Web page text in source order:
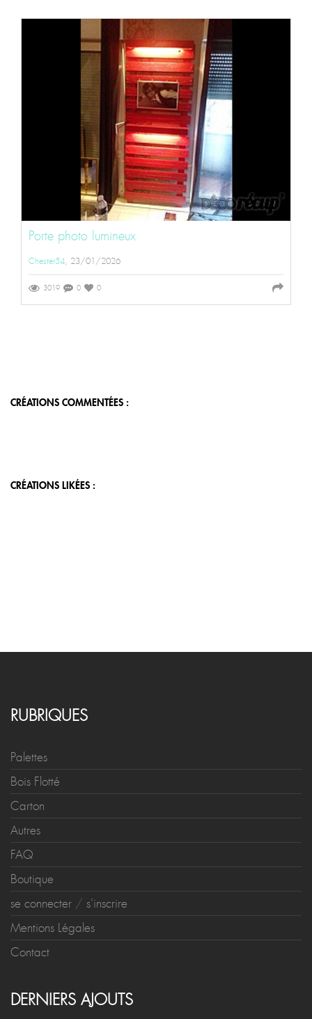
Porte photo lumineux
Chester54, 23/01/2026
3019 0 0
CRÉATIONS COMMENTÉES :
CRÉATIONS LIKÉES :
RUBRIQUES
Palettes
Bois Flotté
Carton
Autres
FAQ
Boutique
se connecter / s'inscrire
Mentions Légales
Contact
DERNIERS AJOUTS